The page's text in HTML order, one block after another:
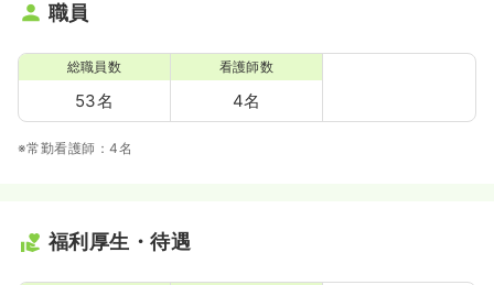
職員
総職員数
53名
看護師数
4名
※常勤看護師：4名
福利厚生・待遇